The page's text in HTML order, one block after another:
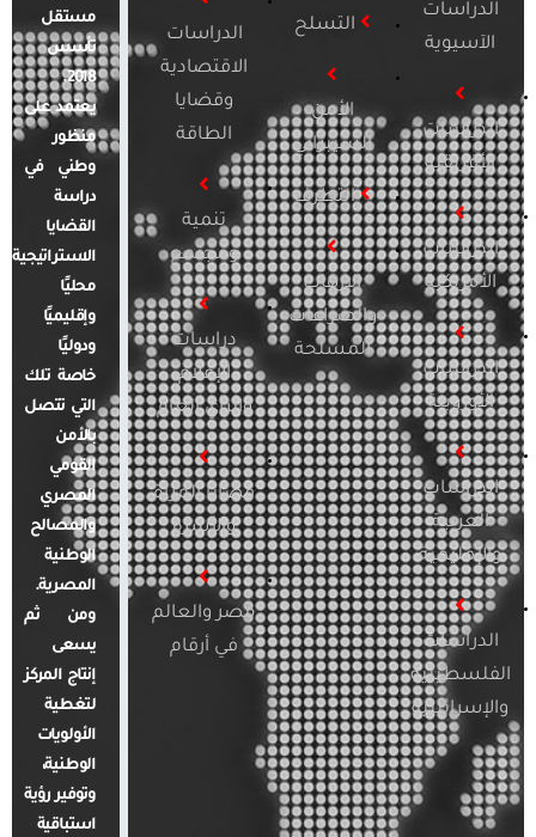
الدراسات
الآسيوية
الدراسات
الأفريقية
الدراسات
الأمريكية
الدراسات
الأوروبية
الدراسات
العربية
والإقليمية
الدراسات
الفلسطينية
والإسرائيلية
التسلح
الأمن
السيبراني
التطرف
الإرهاب
والصراعات
المسلحة
الدراسات
الاقتصادية
وقضايا
الطاقة
تنمية
ومجتمع
دراسات
الإعلام
والرأي العام
قضايا المرأة
والأسرة
مصر والعالم
في أرقام
مستقل
تأسس
2018.
يعتمد على
منظور
وطني في
دراسة
القضايا
الاستراتيجية
محليًا
وإقليميًا
ودوليًا
خاصة تلك
التي تتصل
بالأمن
القومي
المصري
والمصالح
الوطنية
المصرية.
ومن ثم
يسعى
إنتاج المركز
لتغطية
الأولويات
الوطنية،
وتوفير رؤية
استباقية